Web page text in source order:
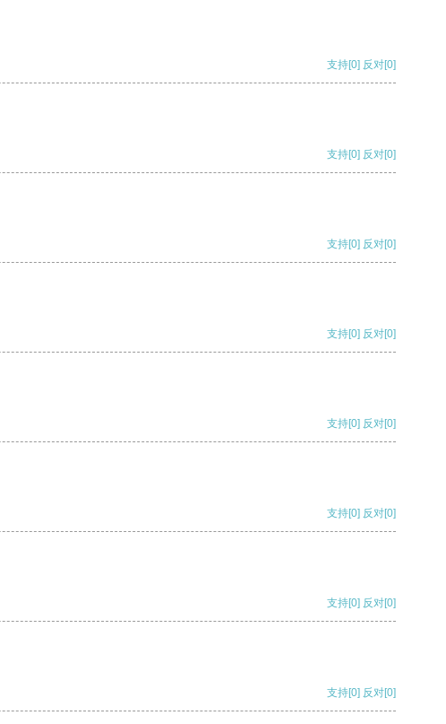
支持[0] 反对[0]
支持[0] 反对[0]
支持[0] 反对[0]
支持[0] 反对[0]
支持[0] 反对[0]
支持[0] 反对[0]
支持[0] 反对[0]
支持[0] 反对[0]